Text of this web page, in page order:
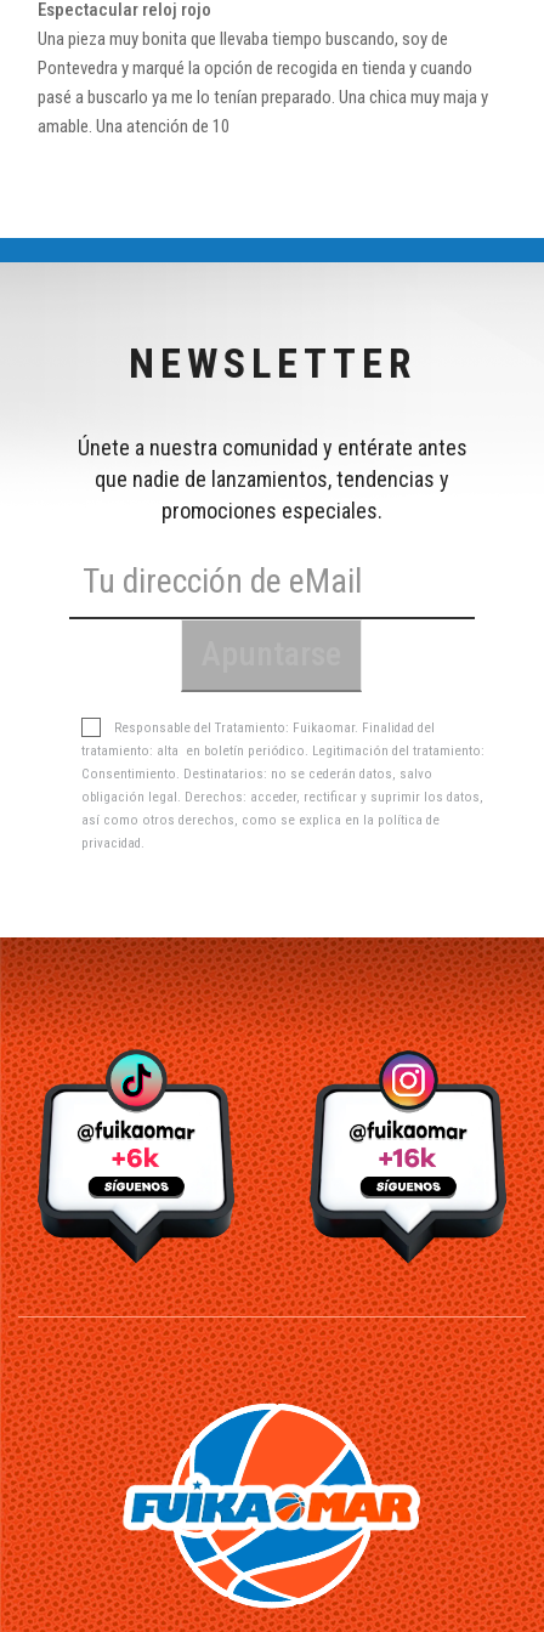
Espectacular reloj rojo
Una pieza muy bonita que llevaba tiempo buscando, soy de
Pontevedra y marqué la opción de recogida en tienda y cuando
pasé a buscarlo ya me lo tenían preparado. Una chica muy maja y
amable. Una atención de 10
NEWSLETTER
Únete a nuestra comunidad y entérate antes
que nadie de lanzamientos, tendencias y
promociones especiales.
Responsable del Tratamiento: Fuikaomar. Finalidad del
tratamiento: alta en boletín periódico. Legitimación del tratamiento:
Consentimiento. Destinatarios: no se cederán datos, salvo
obligación legal. Derechos: acceder, rectificar y suprimir los datos,
así como otros derechos, como se explica en la política de
privacidad